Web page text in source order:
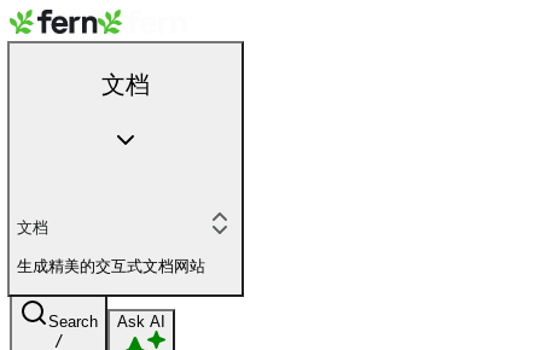
文档
文档
生成精美的交互式文档网站
Search
/
Ask AI